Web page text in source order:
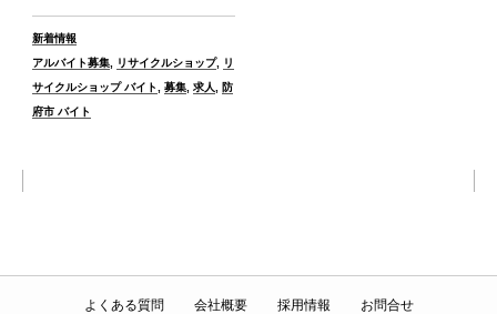
カ
テ
ゴ
リ
新着情報
タ
グ
アルバイト募集 リサイクルショップ,
リ
サイクルショップ バイト
募集 求人
防
府市 バイト
よくある質問 会社概要 採用情報 お問合せ